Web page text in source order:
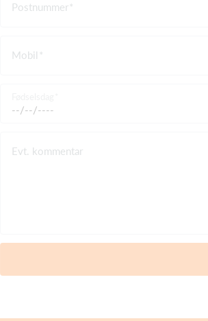
Postnummer
Mobil
Evt. kommentar